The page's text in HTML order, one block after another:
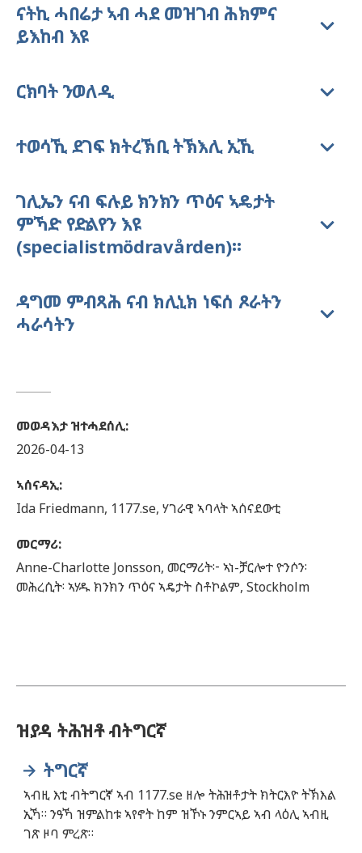
ናትኪ ሓበሬታ ኣብ ሓደ መዝገብ ሕክምና
ይእከብ እዩ
ርክባት ንወለዲ
ተወሳኺ ደገፍ ክትረኽቢ ትኽእሊ ኢኺ
ገሊኤን ናብ ፍሉይ ክንክን ጥዕና ኣዴታት
ምኻድ የድልየን እዩ
(specialistmödravården)።
ዳግመ ምብጻሕ ናብ ክሊኒክ ነፍሰ ጾራትን
ሓራሳትን
መወዳእታ ዝተሓደሰሊ:
2026-04-13
ኣሰናዳኢ:
Ida Friedmann, 1177.se, ሃገራዊ ኣባላት ኣሰናደውቲ
መርማሪ:
Anne-Charlotte Jonsson, መርማሪት፦ ኣነ-ቻርሎተ ዮንሶን፡
መሕረሲት፡ ኣሃዱ ክንክን ጥዕና ኣዴታት ስቶኮልም, Stockholm
ዝያዳ ትሕዝቶ ብትግርኛ
ትግርኛ
ኣብዚ እቲ ብትግርኛ ኣብ 1177.se ዘሎ ትሕዝቶታት ክትርእዮ ትኽእል
ኢኻ። ንዓኻ ዝምልከቱ ኣየኖት ከም ዝኾኑ ንምርኣይ ኣብ ላዕሊ ኣብዚ
ገጽ ዞባ ምረጽ።